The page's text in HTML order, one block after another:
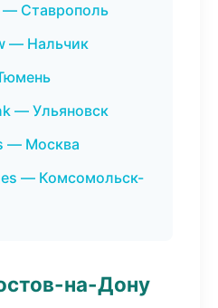
— Ставрополь
— Нальчик
— Ульяновск
— Москва
— Комсомольск-
на-Дону